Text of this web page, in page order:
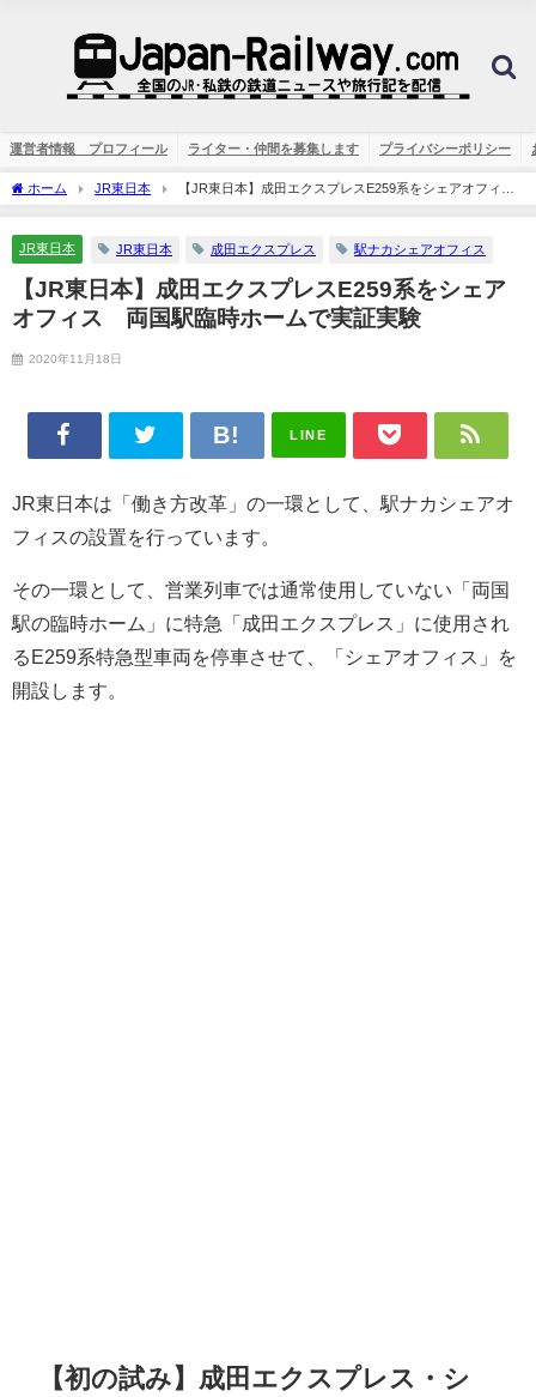
運営者情報 プロフィール ライター・仲間を募集します プライバシーポリシー
ホーム JR東日本
【JR東日本】成田エクスプレスE259系をシェアオフィ
ス 両国駅臨時ホームで実証実験
JR東日本 JR東日本 成田エクスプレス 駅ナカシェアオフィス
【JR東日本】成田エクスプレスE259系をシェア
オフィス 両国駅臨時ホームで実証実験
2020年11月18日
LINE
JR東日本は「働き方改革」の一環として、駅ナカシェアオ
フィスの設置を行っています。
その一環として、営業列車では通常使用していない「両国
駅の臨時ホーム」に特急「成田エクスプレス」に使用され
るE259系特急型車両を停車させて、「シェアオフィス」を
開設します。
【初の試み】成田エクスプレス・シ